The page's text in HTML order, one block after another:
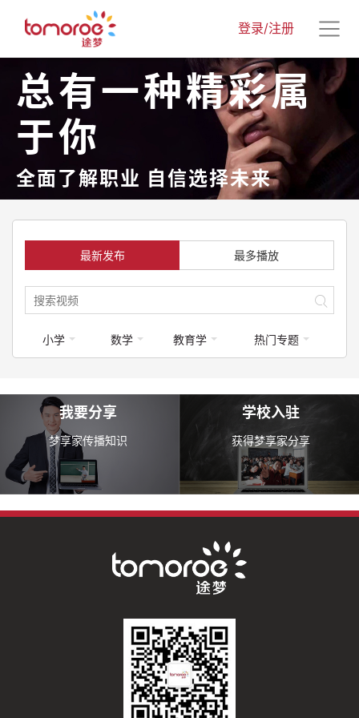
登录/注册
总有一种精彩属
于你
全面了解职业 自信选择未来
最新发布 最多播放
小学 数学 教育学 热门专题
我要分享
梦享家传播知识
学校入驻
获得梦享家分享